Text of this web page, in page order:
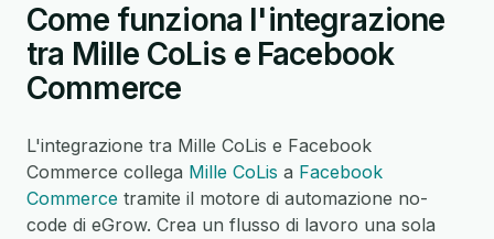
Come funziona l'integrazione
tra Mille CoLis e Facebook
Commerce
L'integrazione tra Mille CoLis e Facebook
Commerce collega Mille CoLis a Facebook
Commerce tramite il motore di automazione no-
code di eGrow. Crea un flusso di lavoro una sola